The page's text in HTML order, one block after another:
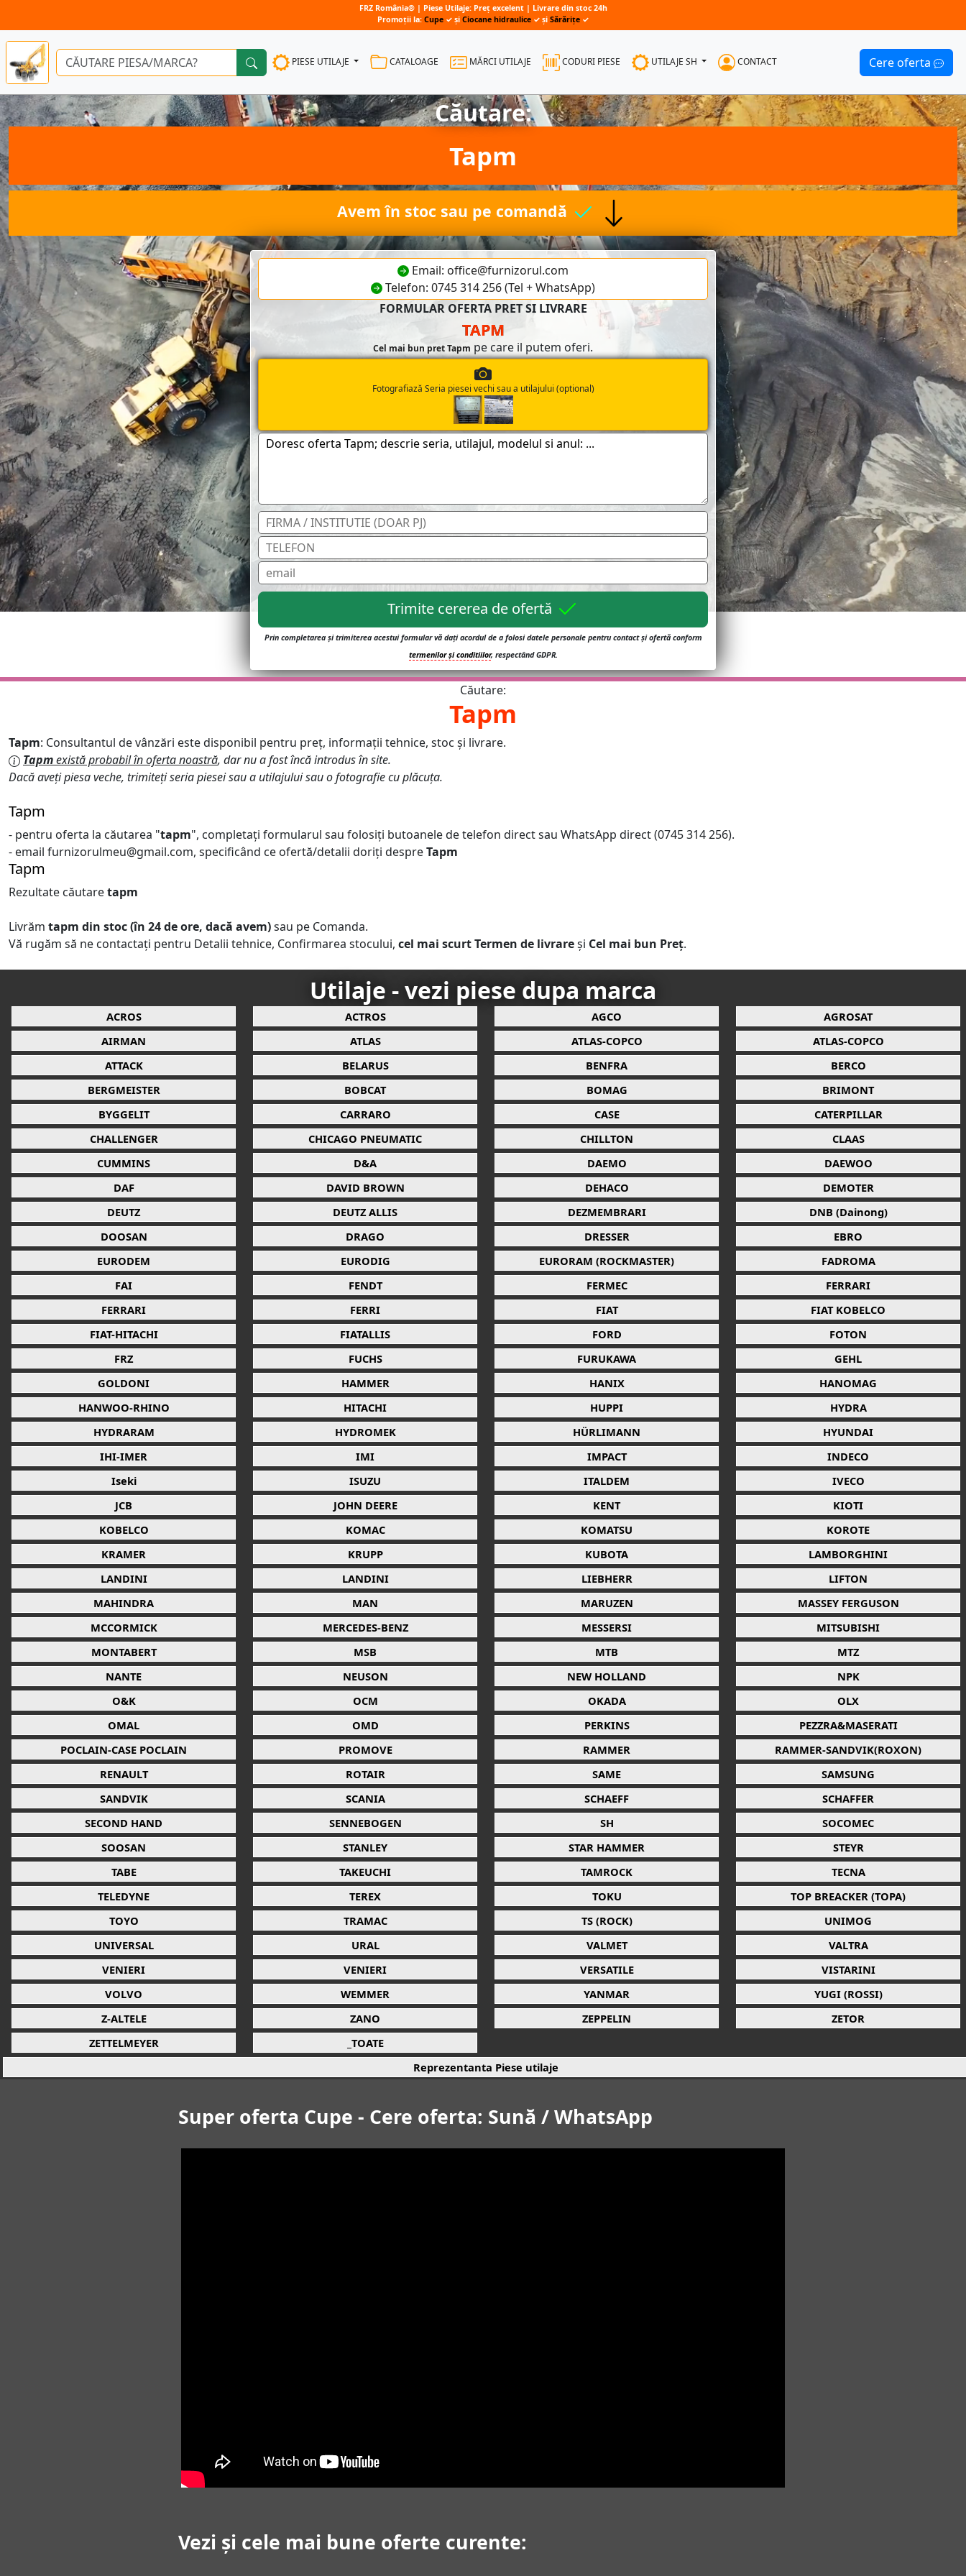
Căutare:
Tapm
Avem în stoc sau pe comandă
Email: office@furnizorul.com
Telefon: 0745 314 256 (Tel + WhatsApp)
FORMULAR OFERTA PRET SI LIVRARE
TAPM
Cel mai bun pret Tapm pe care il putem oferi.
Fotografiază Seria piesei vechi sau a utilajului (optional)
Trimite cererea de ofertă
Prin completarea și trimiterea acestui formular vă dați acordul de a folosi datele personale pentru contact și ofertă conform
termenilor și conditiilor, respectând GDPR.
Căutare:
Tapm
Tapm: Consultantul de vânzări este disponibil pentru preț, informații tehnice, stoc și livrare.
Tapmexistă probabil în oferta noastră, dar nu a fost încă introdus în site.
Dacă aveți piesa veche, trimiteți seria piesei sau a utilajului sau o fotografie cu plăcuța.
Tapm
- pentru oferta la căutarea "tapm", completați formularul sau folosiți butoanele de telefon direct sau WhatsApp direct (0745 314 256).
- email furnizorulmeu@gmail.com, specificând ce ofertă/detalii doriți despreTapm
Tapm
Rezultate căutaretapm
Livrăm tapm din stoc (în 24 de ore, dacă avem)sau pe Comanda.
Vă rugăm să ne contactați pentru Detalii tehnice, Confirmarea stocului, cel mai scurt Termen de livrareși Cel mai bun Preț.
Utilaje - vezi piese dupa marca
ACROS ACTROS AGCO
AGROSAT
AIRMAN
ATLAS ATLAS-COPCO
ATLAS-COPCO
ATTACK
BELARUS BENFRA
BERCO
BERGMEISTER
BOBCAT BOMAG
BRIMONT
BYGGELIT
CARRARO CASE
CATERPILLAR
CHALLENGER
CHICAGO PNEUMATIC CHILLTON
CLAAS
CUMMINS
D&A DAEMO
DAEWOO
DAF
DAVID BROWN DEHACO
DEMOTER
DEUTZ
DEUTZ ALLIS DEZMEMBRARI
DNB (Dainong)
DOOSAN
DRAGO DRESSER
EBRO
EURODEM
EURODIG EURORAM (ROCKMASTER)
FADROMA
FAI
FENDT FERMEC
FERRARI
FERRARI
FERRI FIAT
FIAT KOBELCO
FIAT-HITACHI
FIATALLIS FORD
FOTON
FRZ
FUCHS FURUKAWA
GEHL
GOLDONI
HAMMER HANIX
HANOMAG
HANWOO-RHINO
HITACHI HUPPI
HYDRA
HYDRARAM
HYDROMEK HÜRLIMANN
HYUNDAI
IHI-IMER
IMI IMPACT
INDECO
Iseki
ISUZU ITALDEM
IVECO
JCB
JOHN DEERE KENT
KIOTI
KOBELCO
KOMAC KOMATSU
KOROTE
KRAMER
KRUPP KUBOTA
LAMBORGHINI
LANDINI
LANDINI LIEBHERR
LIFTON
MAHINDRA
MAN MARUZEN
MASSEY FERGUSON
MCCORMICK
MERCEDES-BENZ MESSERSI
MITSUBISHI
MONTABERT
MSB MTB
MTZ
NANTE
NEUSON NEW HOLLAND
NPK
O&K
OCM OKADA
OLX
OMAL
OMD PERKINS
PEZZRA&MASERATI
POCLAIN-CASE POCLAIN
PROMOVE RAMMER
RAMMER-SANDVIK(ROXON)
RENAULT
ROTAIR SAME
SAMSUNG
SANDVIK
SCANIA SCHAEFF
SCHAFFER
SECOND HAND
SENNEBOGEN SH
SOCOMEC
SOOSAN
STANLEY STAR HAMMER
STEYR
TABE
TAKEUCHI TAMROCK
TECNA
TELEDYNE
TEREX TOKU
TOP BREACKER (TOPA)
TOYO
TRAMAC TS (ROCK)
UNIMOG
UNIVERSAL
URAL VALMET
VALTRA
VENIERI
VENIERI VERSATILE
VISTARINI
VOLVO
WEMMER YANMAR
YUGI (ROSSI)
Z-ALTELE
ZANO ZEPPELIN
ZETOR
ZETTELMEYER
_TOATE
Reprezentanta Piese utilaje
Super oferta Cupe - Cere oferta: Sună / WhatsApp
Vezi și cele mai bune oferte curente:
FRZ România® | Piese Utilaje: Preț excelent | Livrare din stoc 24h
Promoții la: Cupe ✓ și Ciocane hidraulice ✓ și Sărărițe ✓
PIESE UTILAJE CATALOAGE MĂRCI UTILAJE CODURI PIESE UTILAJE SH CONTACT Cere oferta